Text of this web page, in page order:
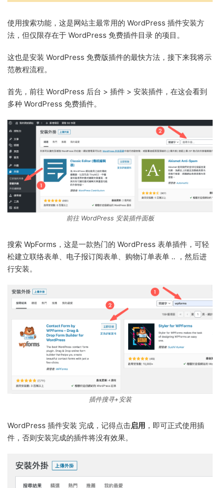
使用搜索功能，这是网站主最常用的 WordPress 插件安装方
法，但仅限存在于 WordPress 免费插件目录 的项目。
这也是安装 WordPress 免费版插件的最快方法，接下来我将示
范教程流程。
首先，前往 WordPress 后台 > 插件 > 安装插件，在这会看到
多种 WordPress 免费插件。
前往 WordPress 安装插件面板
搜索 WpForms，这是一款热门的 WordPress 表单插件，可轻
松建立联络表单、电子报订阅表单、购物订单表单 .. ，然后进
行安装。
插件搜寻+安装
WordPress 插件安装 完成，记得点击启用 ，即可正式使用插
件，否则安装完成的插件将没有效果。